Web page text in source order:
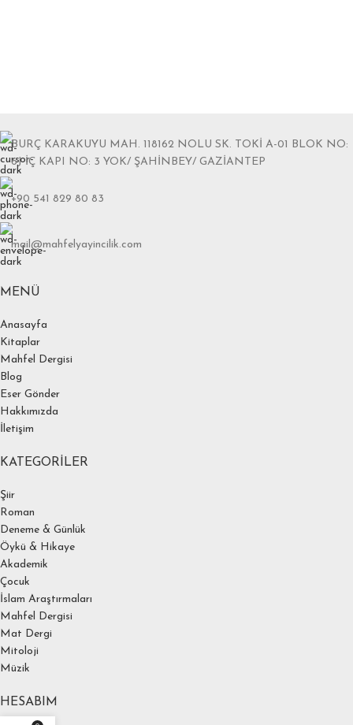
BURÇ KARAKUYU MAH. 118162 NOLU SK. TOKİ A-01 BLOK NO:
6J İÇ KAPI NO: 3 YOK/ ŞAHİNBEY/ GAZİANTEP
+90 541 829 80 83
mail@mahfelyayincilik.com
MENÜ
Anasayfa
Kitaplar
Mahfel Dergisi
Blog
Eser Gönder
Hakkımızda
İletişim
KATEGORILER
Şiir
Roman
Deneme & Günlük
Öykü & Hikaye
Akademik
Çocuk
İslam Araştırmaları
Mahfel Dergisi
Mat Dergi
Mitoloji
Müzik
HESABIM